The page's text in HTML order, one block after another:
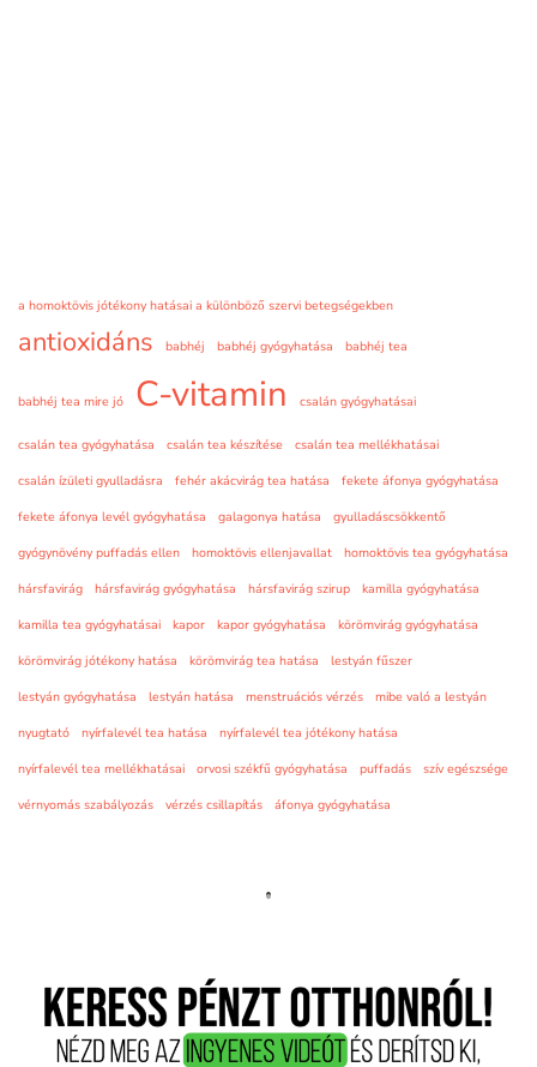
a homoktövis jótékony hatásai a különböző szervi betegségekben
antioxidáns babhéj babhéj gyógyhatása babhéj tea
babhéj tea mire jó C-vitamin csalán gyógyhatásai
csalán tea gyógyhatása csalán tea készítése
csalán tea mellékhatásai
csalán ízületi gyulladásra
fehér akácvirág tea hatása
fekete áfonya gyógyhatása
fekete áfonya levél gyógyhatása
galagonya hatása
gyulladáscsökkentő
gyógynövény puffadás ellen
homoktövis ellenjavallat
homoktövis tea gyógyhatása
hársfavirág
hársfavirág gyógyhatása hársfavirág szirup
kamilla gyógyhatása
kamilla tea gyógyhatásai
kapor kapor gyógyhatása
körömvirág gyógyhatása
körömvirág jótékony hatása
körömvirág tea hatása
lestyán fűszer
lestyán gyógyhatása
lestyán hatása menstruációs vérzés
mibe való a lestyán
nyugtató
nyírfalevél tea hatása
nyírfalevél tea jótékony hatása
nyírfalevél tea mellékhatásai
orvosi székfű gyógyhatása puffadás
szív egészsége
vérnyomás szabályozás
vérzés csillapítás áfonya gyógyhatása